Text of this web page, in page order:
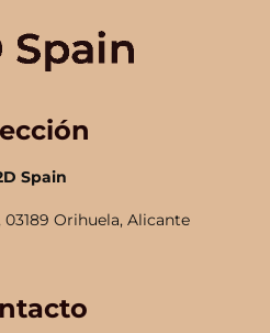
Spain
03189 Orihuela, Alicante